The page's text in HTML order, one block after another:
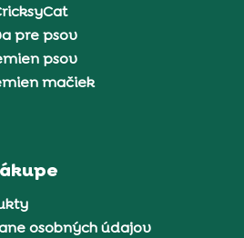
pre psov
psov
mačiek
osobných údajov